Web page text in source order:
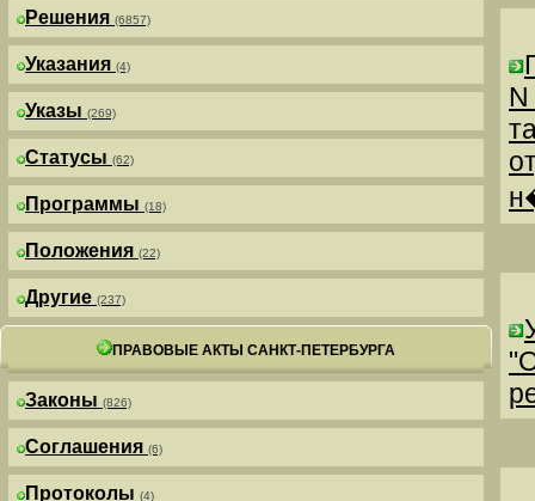
Решения (6857)
Указания (4)
Указы (269)
Статусы (62)
Программы (18)
Положения (22)
Другие (237)
ПРАВОВЫЕ АКТЫ САНКТ-ПЕТЕРБУРГА
Законы (826)
Соглашения (6)
Протоколы (4)